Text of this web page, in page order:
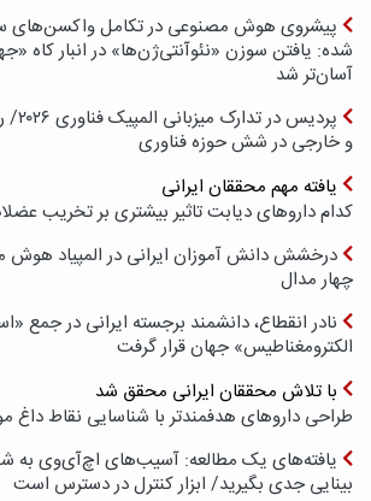
پیشروی هوش مصنوعی در تکامل
شده: یافتن سوزن «نئوآنتی‌ژن‌ها» در انبار کاه
آسان‌تر شد
و خارجی در شش حوزه فناوری
یافته مهم محققان ایرانی
کدام داروهای دیابت تاثیر بیشتری بر تخریب
درخشش دانش آموزان ایرانی در المپیاد
چهار مدال
نادر انقطاع، دانشمند برجسته ایرانی در جمع
الکترومغناطیس» جهان قرار گرفت
با تلاش محققان ایرانی محقق شد
طراحی داروهای هدفمندتر با شناسایی نقاط داغ
یافته‌های یک مطالعه: آسیب‌های اچ‌آی‌وی به
بینایی جدی بگیرید/ ابزار کنترل در دسترس است